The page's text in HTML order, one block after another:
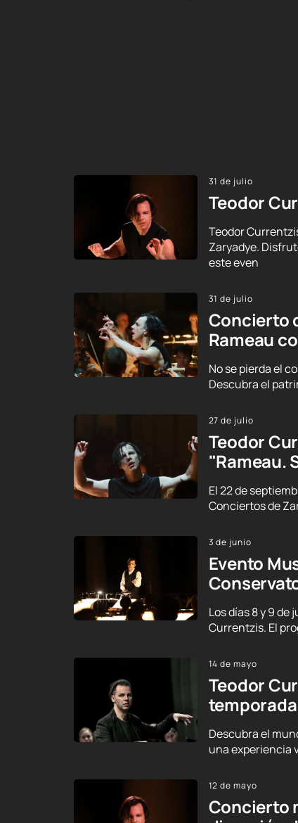
31 de julio
Teodor
Teodor
Zaryadye.
este even
31 de julio
Concierto
Rameau
No se pierda el
Descubra el
27 de julio
Teodor
"Rameau.
El 22 de
Conciertos de
3 de junio
Evento
Los días 8 y 9
Currentzis. El
14 de mayo
Teodor
temporada
Descubra el
una experiencia
12 de mayo
Concierto